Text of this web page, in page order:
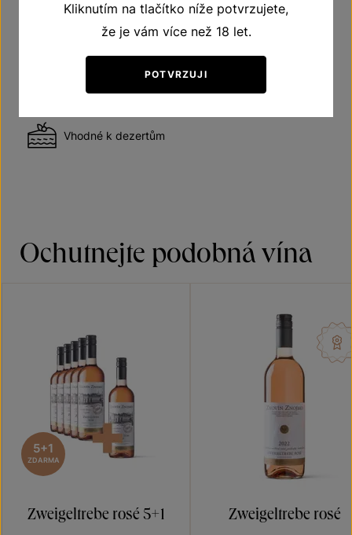
Vhodné k ovocným salátům
Vhodné k dezertům
Ochutnejte podobná vína
5+1
ZDARMA
Zweigeltrebe rosé 5+1 Zweigeltrebe rosé
Kliknutím na tlačítko níže potvrzujete,
že je vám více než 18 let.
POTVRZUJI